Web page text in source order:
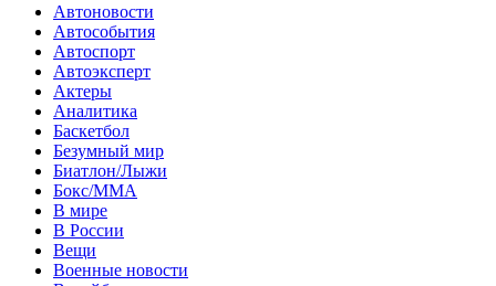
Автоновости
Автособытия
Автоспорт
Автоэксперт
Актеры
Аналитика
Баскетбол
Безумный мир
Биатлон/Лыжи
Бокс/MMA
В мире
В России
Вещи
Военные новости